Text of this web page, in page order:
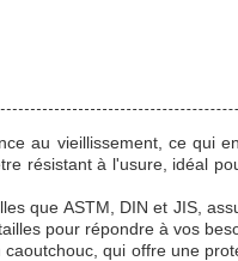
au vieillissement, ce qui
résistant à l'usure, idéal
que ASTM, DIN et JIS,
pour répondre à vos
qui offre une